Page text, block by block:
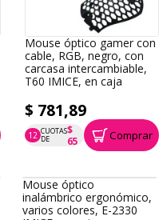
Mouse óptico gamer con
cable, RGB, negro, con
carcasa intercambiable,
T60 IMICE, en caja
$ 781,89
12 CUOTAS
DE
$
65
P.T.F. $ 782 Comprar
Mouse óptico
inalámbrico ergonómico,
varios colores, E-2330